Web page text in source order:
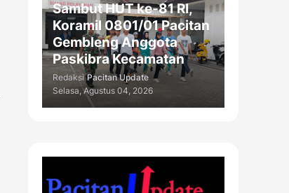
Sambut HUT ke-81 RI,
Koramil 0801/01 Pacitan
Gembleng Anggota
Paskibra Kecamatan
Redaksi Pacitan Update
Selasa, Agustus 04, 2026